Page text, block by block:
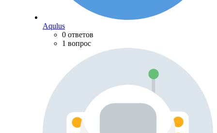
Aqulus
0 ответов
1 вопрос